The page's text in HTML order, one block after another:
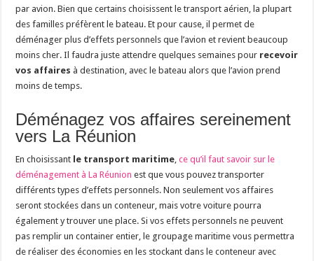
par avion. Bien que certains choisissent le transport aérien, la plupart
des familles préfèrent le bateau. Et pour cause, il permet de
déménager plus d’effets personnels que l’avion et revient beaucoup
moins cher. Il faudra juste attendre quelques semaines pour recevoir
vos affaires à destination, avec le bateau alors que l’avion prend
moins de temps.
Déménagez vos affaires sereinement
vers La Réunion
En choisissant le transport maritime,ce qu’il faut savoir sur le
déménagement à La Réunion est que vous pouvez transporter
différents types d’effets personnels. Non seulement vos affaires
seront stockées dans un conteneur, mais votre voiture pourra
également y trouver une place. Si vos effets personnels ne peuvent
pas remplir un container entier, le groupage maritime vous permettra
de réaliser des économies en les stockant dans le conteneur avec